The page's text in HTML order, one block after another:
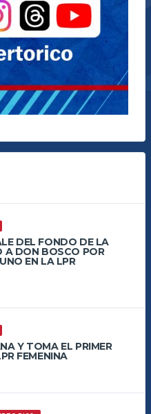
DEL FONDO DE LA
A DON BOSCO POR
EN LA LPR
Y TOMA EL PRIMER
FEMENINA